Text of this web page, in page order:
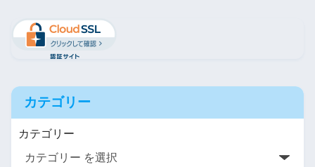
カテゴリー
カテゴリー